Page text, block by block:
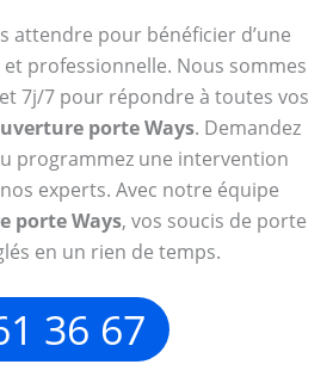
attendre pour bénéficier d’une
professionnelle. Nous sommes
7j/7 pour répondre à toutes vos
porte Ways. Demandez
programmez une intervention
experts. Avec notre équipe
porte Ways, vos soucis de porte
en un rien de temps.
36 67